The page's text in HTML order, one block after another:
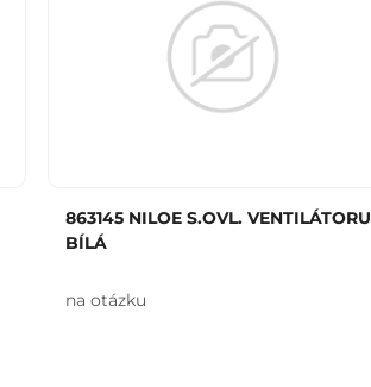
863145 NILOE S.OVL. VENTILÁTORU
BÍLÁ
na otázku